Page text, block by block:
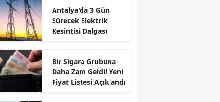
Antalya'da 3 Gün
Sürecek Elektrik
Kesintisi Dalgası
Bir Sigara Grubuna
Daha Zam Geldi! Yeni
Fiyat Listesi Açıklandı